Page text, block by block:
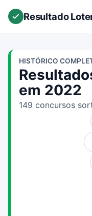
Resultado
HISTÓRICO
em 2022
149 concursos